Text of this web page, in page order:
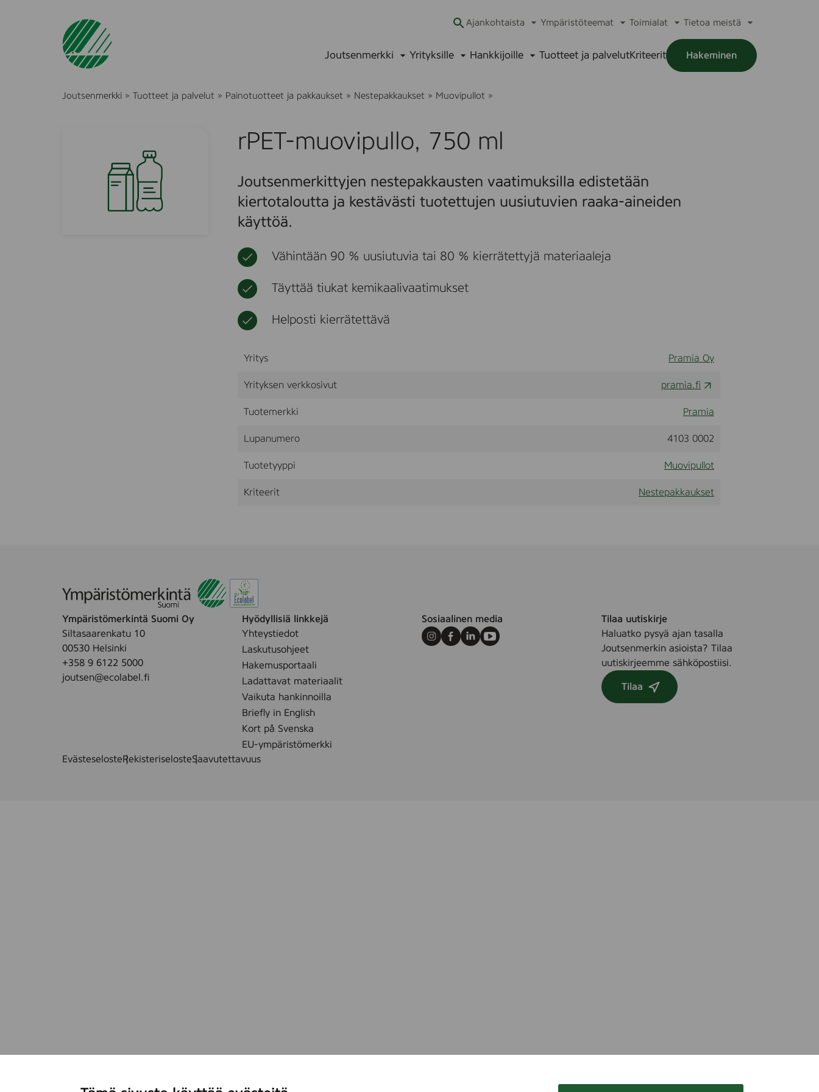
Ajankohtaista Ympäristöteemat Toimialat
alavalikko
Tietoa meistä
alavalikko
Joutsenmerkki Yrityksille Hankkijoille Tuotteet ja palvelutKriteerit Hakeminen
Joutsenmerkki » Tuotteet ja palvelut » Painotuotteet ja pakkaukset » Nestepakkaukset » Muovipullot »
-
m
v
p
,
rPET-muovipullo, 750 ml
Joutsenmerkittyjen nestepakkausten vaatimuksilla edistetään
kiertotaloutta ja kestävästi tuotettujen uusiutuvien raaka-aineiden
käyttöä.
Vähintään 90 % uusiutuvia tai 80 % kierrätettyjä materiaaleja
Täyttää tiukat kemikaalivaatimukset
Helposti kierrätettävä
Yritys Pramia Oy
Yrityksen verkkosivut pramia.fi
Tuotemerkki Pramia
Lupanumero 4103 0002
Tuotetyyppi Muovipullot
Kriteerit Nestepakkaukset
Ympäristömerkintä Suomi Oy
Siltasaarenkatu 10
00530 Helsinki
+358 9 6122 5000
joutsen@ecolabel.fi
Hyödyllisiä linkkejä
Yhteystiedot
Laskutusohjeet
Hakemusportaali
Ladattavat materiaalit
Vaikuta hankinnoilla
Briefly in English
Kort på Svenska
EU-ympäristömerkki
Sosiaalinen media
Instagram
Facebook
LinkedInYoutube
Tilaa uutiskirje
Haluatko pysyä ajan tasalla
Joutsenmerkin asioista? Tilaa
uutiskirjeemme sähköpostiisi.
Tilaa
EvästeselosteRekisteriselosteSaavutettavuus